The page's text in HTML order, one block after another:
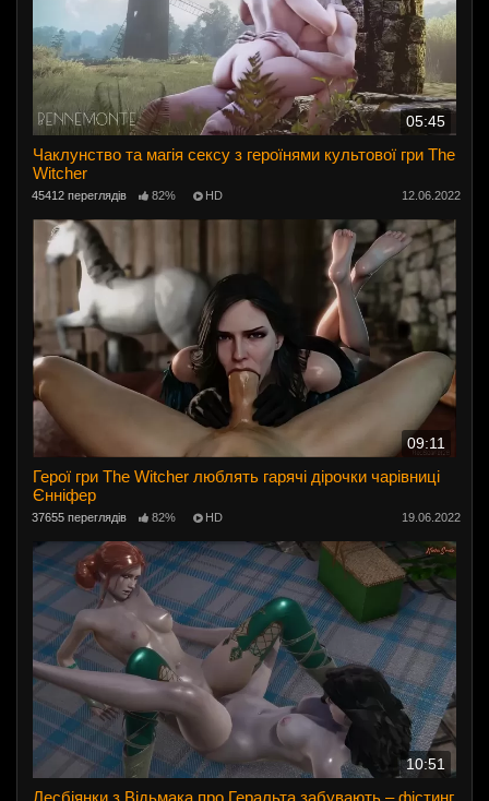
05:45
Чаклунство та магія сексу з героїнями культової гри The
Witcher
45412 переглядів 82% HD 12.06.2022
09:11
Герої гри The Witcher люблять гарячі дірочки чарівниці
Єнніфер
37655 переглядів 82% HD 19.06.2022
10:51